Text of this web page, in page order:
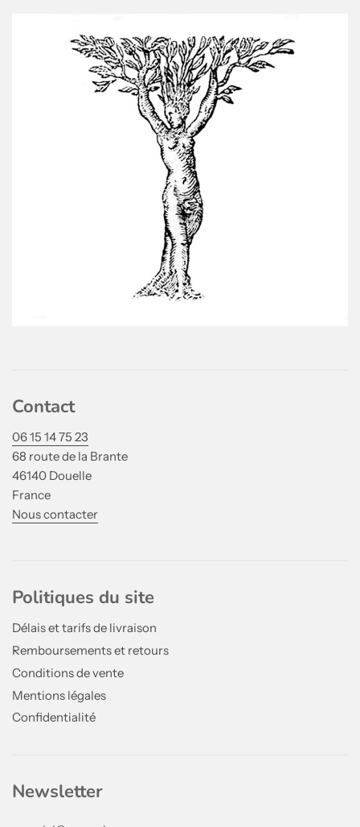
Contact
06 15 14 75 23
68 route de la Brante
46140 Douelle
France
Nous contacter
Politiques du site
Délais et tarifs de livraison
Remboursements et retours
Conditions de vente
Mentions légales
Confidentialité
Newsletter